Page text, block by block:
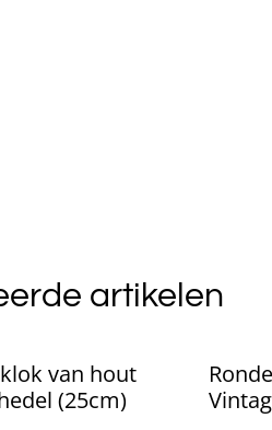
artikelen
van hout
(25cm)